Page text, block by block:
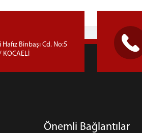
Binbaşı Cd. No:5
KOCAELİ
Önemli Bağlantılar